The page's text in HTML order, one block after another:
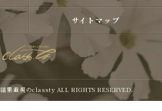
サイトマップ
果重視のclassty ALL RIGHTS RESERVED.